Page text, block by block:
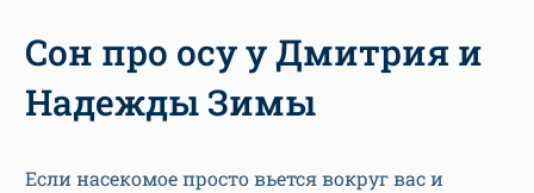
Сон про осу у Дмитрия и
Надежды Зимы
Если насекомое просто вьется вокруг вас и